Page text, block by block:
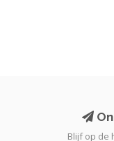
Blijf op de